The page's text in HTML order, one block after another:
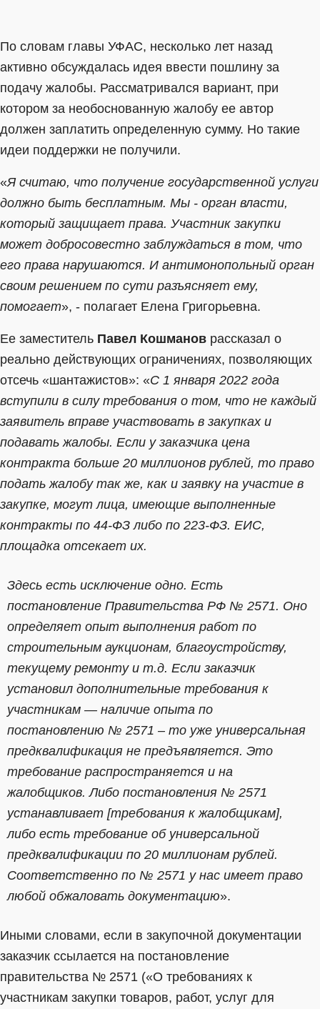
По словам главы УФАС, несколько лет назад
активно обсуждалась идея ввести пошлину за
подачу жалобы. Рассматривался вариант, при
котором за необоснованную жалобу ее автор
должен заплатить определенную сумму. Но такие
идеи поддержки не получили.
«Я считаю, что получение государственной услуги
должно быть бесплатным. Мы - орган власти,
который защищает права. Участник закупки
может добросовестно заблуждаться в том, что
его права нарушаются. И антимонопольный орган
своим решением по сути разъясняет ему,
помогает», - полагает Елена Григорьевна.
Ее заместитель Павел Кошманов рассказал о
реально действующих ограничениях, позволяющих
отсечь «шантажистов»: «С 1 января 2022 года
вступили в силу требования о том, что не каждый
заявитель вправе участвовать в закупках и
подавать жалобы. Если у заказчика цена
контракта больше 20 миллионов рублей, то право
подать жалобу так же, как и заявку на участие в
закупке, могут лица, имеющие выполненные
контракты по 44-ФЗ либо по 223-ФЗ. ЕИС,
площадка отсекает их.
Здесь есть исключение одно. Есть
постановление Правительства РФ № 2571. Оно
определяет опыт выполнения работ по
строительным аукционам, благоустройству,
текущему ремонту и т.д. Если заказчик
установил дополнительные требования к
участникам — наличие опыта по
постановлению № 2571 – то уже универсальная
предквалификация не предъявляется. Это
требование распространяется и на
жалобщиков. Либо постановления № 2571
устанавливает [требования к жалобщикам],
либо есть требование об универсальной
предквалификации по 20 миллионам рублей.
Соответственно по № 2571 у нас имеет право
любой обжаловать документацию».
Иными словами, если в закупочной документации
заказчик ссылается на постановление
правительства № 2571 («О требованиях к
участникам закупки товаров, работ, услуг для